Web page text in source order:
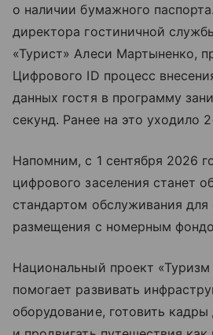
о наличии бумажного
директора гостиничной
«Турист» Алеси Мартыненко,
Цифрового ID процесс
данных гостя в программу
секунд. Ранее на это уходило
Напомним, с 1 сентября 2026
цифрового заселения станет
стандартом обслуживания для
размещения с номерным
Национальный проект
помогает развивать
оборудование, готовить кадры